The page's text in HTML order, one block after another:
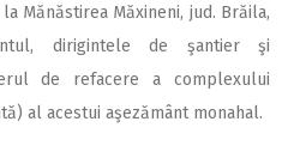
Mănăstirea Măxineni, jud. Brăila,
dirigintele de şantier şi
de refacere a complexului
al acestui aşezământ monahal.